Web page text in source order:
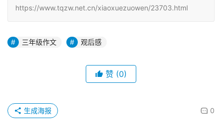
https://www.tqzw.net.cn/xiaoxuezuowen/23703.html
三年级作文 观后感
赞 (0)
0
生成海报